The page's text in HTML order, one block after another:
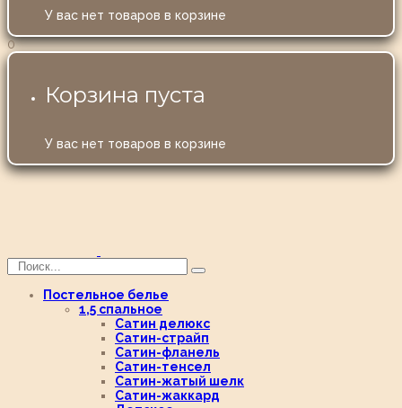
У вас нет товаров в корзине
0
Корзина пуста
У вас нет товаров в корзине
Постельное белье
1,5 спальное
Сатин делюкс
Сатин-страйп
Сатин-фланель
Сатин-тенсел
Сатин-жатый шелк
Сатин-жаккард